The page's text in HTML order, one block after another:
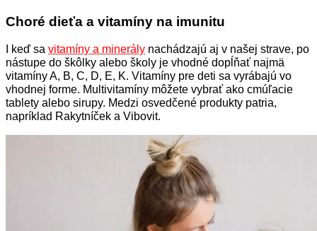
Choré dieťa a vitamíny na imunitu
I keď sa vitamíny a minerály nachádzajú aj v našej strave, po
nástupe do škôlky alebo školy je vhodné dopĺňať najmä
vitamíny A, B, C, D, E, K. Vitamíny pre deti sa vyrábajú vo
vhodnej forme. Multivitamíny môžete vybrať ako cmúľacie
tablety alebo sirupy. Medzi osvedčené produkty patria,
napríklad Rakytníček a Vibovit.